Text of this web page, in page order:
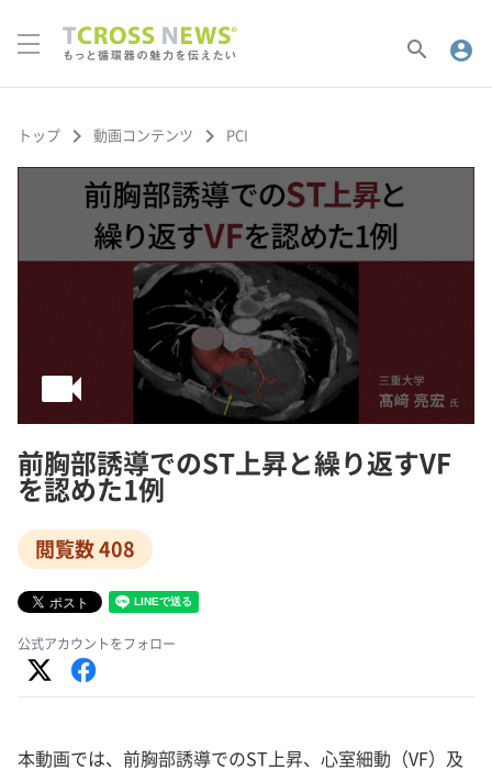
search account_circle
トップ keyboard_arrow_right 動画コンテンツ keyboard_arrow_right PCI
videocam
前胸部誘導でのST上昇と繰り返すVF
を認めた1例
閲覧数 408
公式アカウントをフォロー
本動画では、前胸部誘導でのST上昇、心室細動（VF）及